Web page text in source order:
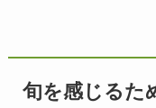
旬を感じるた